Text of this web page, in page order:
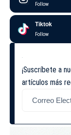
Follow
Tiktok
Follow
¡Suscríbete a
artículos más